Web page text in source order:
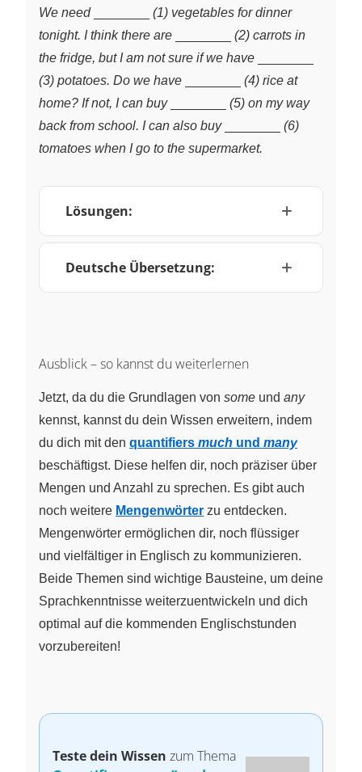
We need
\underline{\;
~ \quad
(1) vegetables for dinner
tonight. I think there are
\underline{\;
~ \quad
(2) carrots in
the fridge, but I am not sure if we have
~ \quad
(3) potatoes. Do we have
\underline{\;
~ \quad
\qquad}
(4) rice at
home? If not, I can buy
\underline{\;
~ \quad
\qquad}
(5) on my way
back from school. I can also buy
\underline{\;
~ \quad
(6)
tomatoes when I go to the supermarket.
Lösungen:
Deutsche Übersetzung:
Ausblick – so kannst du weiterlernen
Jetzt, da du die Grundlagen von some und any
kennst, kannst du dein Wissen erweitern, indem
du dich mit den quantifiers much und many
beschäftigst. Diese helfen dir, noch präziser über
Mengen und Anzahl zu sprechen. Es gibt auch
noch weitere Mengenwörter zu entdecken.
Mengenwörter ermöglichen dir, noch flüssiger
und vielfältiger in Englisch zu kommunizieren.
Beide Themen sind wichtige Bausteine, um deine
Sprachkenntnisse weiterzuentwickeln und dich
optimal auf die kommenden Englischstunden
vorzubereiten!
Teste dein Wissen zum Thema